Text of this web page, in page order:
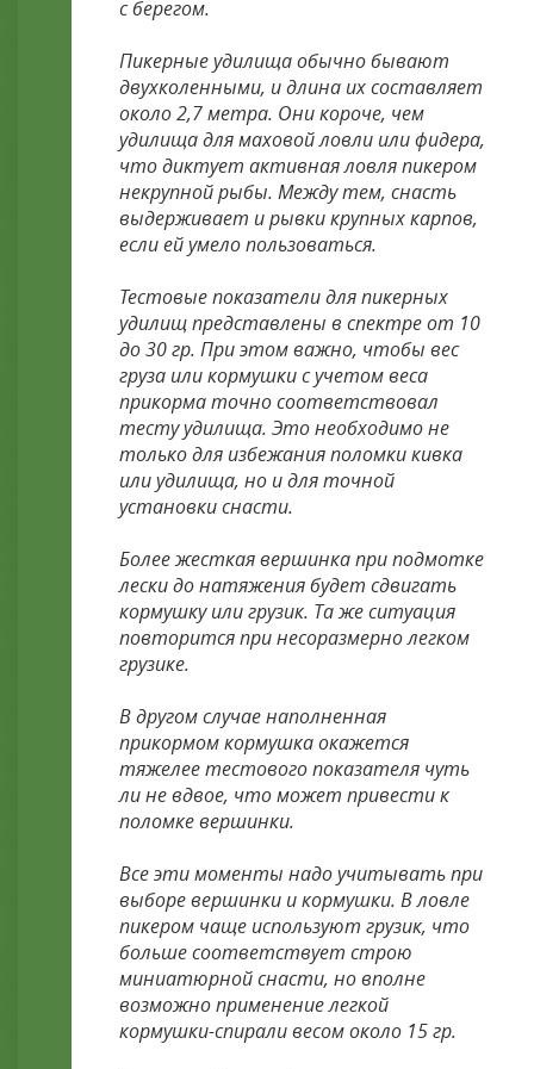
с берегом.
Пикерные удилища обычно бывают
двухколенными, и длина их составляет
около 2,7 метра. Они короче, чем
удилища для маховой ловли или фидера,
что диктует активная ловля пикером
некрупной рыбы. Между тем, снасть
выдерживает и рывки крупных карпов,
если ей умело пользоваться.
Тестовые показатели для пикерных
удилищ представлены в спектре от 10
до 30 гр. При этом важно, чтобы вес
груза или кормушки с учетом веса
прикорма точно соответствовал
тесту удилища. Это необходимо не
только для избежания поломки кивка
или удилища, но и для точной
установки снасти.
Более жесткая вершинка при подмотке
лески до натяжения будет сдвигать
кормушку или грузик. Та же ситуация
повторится при несоразмерно легком
грузике.
В другом случае наполненная
прикормом кормушка окажется
тяжелее тестового показателя чуть
ли не вдвое, что может привести к
поломке вершинки.
Все эти моменты надо учитывать при
выборе вершинки и кормушки. В ловле
пикером чаще используют грузик, что
больше соответствует строю
миниатюрной снасти, но вполне
возможно применение легкой
кормушки-спирали весом около 15 гр.